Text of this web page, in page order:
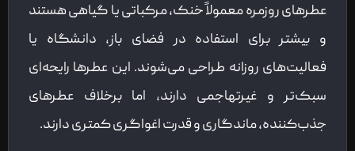
عطرهای روزمره معمولاً خنک، مرکباتی یا گیاهی هستند
و بیشتر برای استفاده در فضای باز، دانشگاه یا
فعالیت‌های روزانه طراحی می‌شوند. این عطرها رایحه‌ای
سبک‌تر و غیرتهاجمی دارند، اما برخلاف عطرهای
جذب‌کننده، ماندگاری و قدرت اغواگری کمتری دارند.